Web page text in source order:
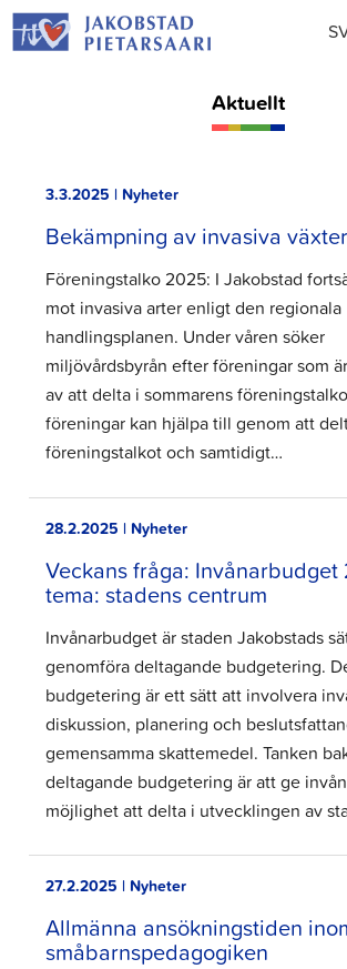
Hoppa
till
Aktuellt
3.3.2025 | Nyheter
Bekämpning av invasiva växter
Föreningstalko 2025: I Jakobstad
mot invasiva arter enligt den regionala
handlingsplanen. Under våren söker
miljövårdsbyrån efter föreningar som
av att delta i sommarens
föreningar kan hjälpa till genom att
föreningstalkot och samtidigt…
28.2.2025 | Nyheter
Veckans fråga:
tema: stadens centrum
Invånarbudget är staden Jakobstads
genomföra deltagande budgetering.
budgetering är ett sätt att involvera
diskussion, planering och
gemensamma skattemedel. Tanken
deltagande budgetering är att ge
möjlighet att delta i utvecklingen av
27.2.2025 | Nyheter
Allmänna ansökningstiden
småbarnspedagogiken